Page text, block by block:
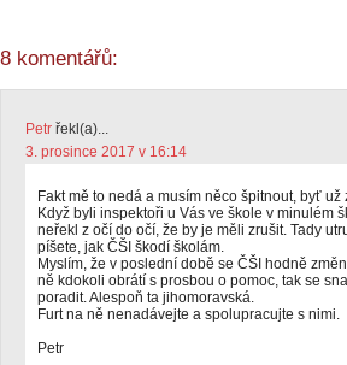
8 komentářů:
Petr řekl(a)...
3. prosince 2017 v 16:14
Fakt mě to nedá a musím něco špitnout, byť už
Když byli inspektoři u Vás ve škole v minulém
neřekl z očí do očí, že by je měli zrušit. Tady
píšete, jak ČŠI škodí školám.
Myslím, že v poslední době se ČŠI hodně
ně kdokoli obrátí s prosbou o pomoc, tak se
poradit. Alespoň ta jihomoravská.
Furt na ně nenadávejte a spolupracujte s nimi.
Petr